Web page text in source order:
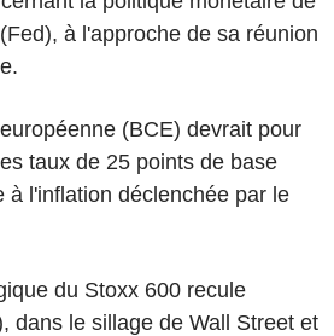
à l'approche de sa réunion
(BCE) devrait pour
taux de 25 points de base
à l'inflation déclenchée par le
du Stoxx 600 recule
dans le sillage de Wall Street et